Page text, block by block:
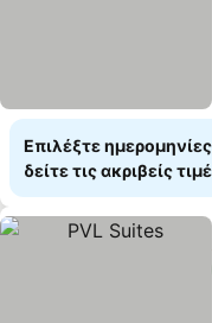
Επιλέξτε
δείτε τις ακριβείς